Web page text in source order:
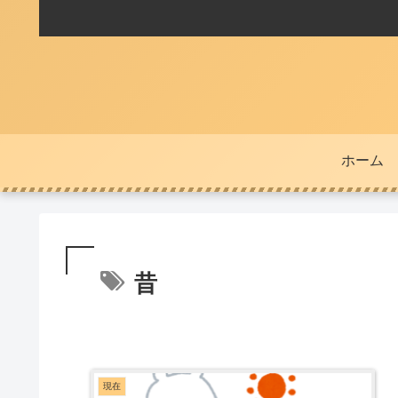
ホーム
昔
現在